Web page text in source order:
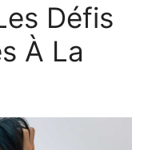
Défis
À La